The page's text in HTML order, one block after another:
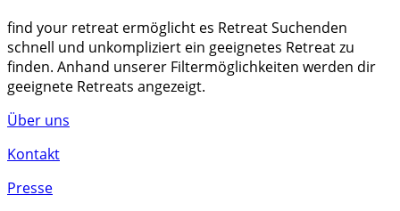
find your retreat ermöglicht es Retreat Suchenden
schnell und unkompliziert ein geeignetes Retreat zu
finden. Anhand unserer Filtermöglichkeiten werden dir
geeignete Retreats angezeigt.
Über uns
Kontakt
Presse